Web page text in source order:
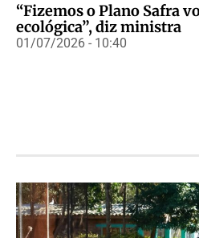
“Fizemos o Plano Safra
ecológica”, diz ministra
01/07/2026 - 10:40